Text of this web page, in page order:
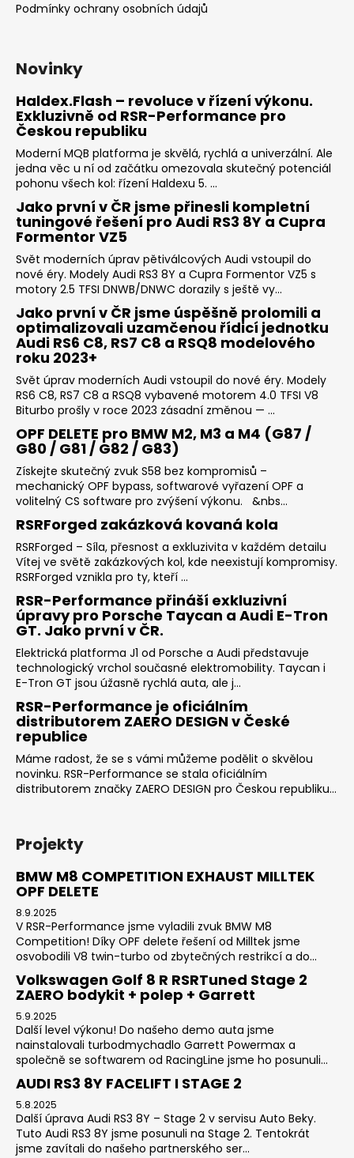
p
r
u
č
u
j
e
m
e
NGK
SPORTOVNÍ
SVÍČKY
2.0TFSI
2.0TSI
EA113
EA888.1/2
1
849
Kč
Podmínky ochrany osobních údajů
Novinky
Haldex.Flash – revoluce v řízení výkonu.
Exkluzivně od RSR-Performance pro
Českou republiku
Moderní MQB platforma je skvělá, rychlá a univerzální. Ale
jedna věc u ní od začátku omezovala skutečný potenciál
pohonu všech kol: řízení Haldexu 5. ...
Jako první v ČR jsme přinesli kompletní
tuningové řešení pro Audi RS3 8Y a Cupra
Formentor VZ5
Svět moderních úprav pětiválcových Audi vstoupil do
nové éry. Modely Audi RS3 8Y a Cupra Formentor VZ5 s
motory 2.5 TFSI DNWB/DNWC dorazily s ještě vy...
Jako první v ČR jsme úspěšně prolomili a
optimalizovali uzamčenou řídicí jednotku
Audi RS6 C8, RS7 C8 a RSQ8 modelového
roku 2023+
Svět úprav moderních Audi vstoupil do nové éry. Modely
RS6 C8, RS7 C8 a RSQ8 vybavené motorem 4.0 TFSI V8
Biturbo prošly v roce 2023 zásadní změnou — ...
OPF DELETE pro BMW M2, M3 a M4 (G87 /
G80 / G81 / G82 / G83)
Získejte skutečný zvuk S58 bez kompromisů –
mechanický OPF bypass, softwarové vyřazení OPF a
volitelný CS software pro zvýšení výkonu. &nbs...
RSRForged zakázková kovaná kola
RSRForged – Síla, přesnost a exkluzivita v každém detailu
Vítej ve světě zakázkových kol, kde neexistují kompromisy.
RSRForged vznikla pro ty, kteří ...
RSR-Performance přináší exkluzivní
úpravy pro Porsche Taycan a Audi E-Tron
GT. Jako první v ČR.
Elektrická platforma J1 od Porsche a Audi představuje
technologický vrchol současné elektromobility. Taycan i
E-Tron GT jsou úžasně rychlá auta, ale j...
RSR-Performance je oficiálním
distributorem ZAERO DESIGN v České
republice
Máme radost, že se s vámi můžeme podělit o skvělou
novinku. RSR-Performance se stala oficiálním
distributorem značky ZAERO DESIGN pro Českou republiku...
Projekty
BMW M8 COMPETITION EXHAUST MILLTEK
OPF DELETE
8.9.2025
V RSR-Performance jsme vyladili zvuk BMW M8
Competition! Díky OPF delete řešení od Milltek jsme
osvobodili V8 twin-turbo od zbytečných restrikcí a do...
Volkswagen Golf 8 R RSRTuned Stage 2
ZAERO bodykit + polep + Garrett
5.9.2025
Další level výkonu! Do našeho demo auta jsme
nainstalovali turbodmychadlo Garrett Powermax a
společně se softwarem od RacingLine jsme ho posunuli...
AUDI RS3 8Y FACELIFT I STAGE 2
5.8.2025
Další úprava Audi RS3 8Y – Stage 2 v servisu Auto Beky.
Tuto Audi RS3 8Y jsme posunuli na Stage 2. Tentokrát
jsme zavítali do našeho partnerského ser...